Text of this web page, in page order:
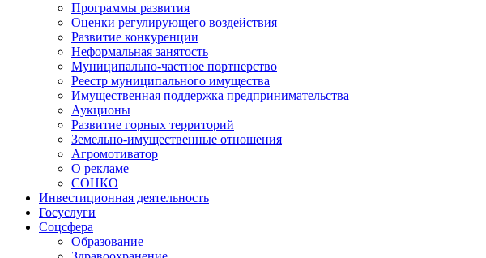
Программы развития
Оценки регулирующего воздействия
Развитие конкуренции
Неформальная занятость
Муниципально-частное портнерство
Реестр муниципального имущества
Имущественная поддержка предпринимательства
Аукционы
Развитие горных территорий
Земельно-имущественные отношения
Агромотиватор
О рекламе
СОНКО
Инвестиционная деятельность
Госуслуги
Соцсфера
Образование